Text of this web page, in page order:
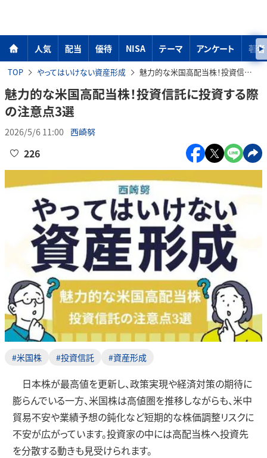
人気 配当 優待 NISA テーマ アンケート 著者
TOP やってはいけない資産形成 魅力的な米国高配当株！投資信託に投資する際の注意点3選
魅力的な米国高配当株！投資信託に投資する際
の注意点3選
2026/5/6 11:00 西崎努
226
#米国株 #投資信託 #資産形成
日本株が最高値を更新し、政策実現や経済対策の期待に
膨らんでいる一方、米国株は高値圏を推移しながらも、米中
貿易不安や業績予想の鈍化など短期的な株価調整リスクに
不安が広がっています。投資家の中には高配当株へ投資先
を分散する動きも見受けられます。